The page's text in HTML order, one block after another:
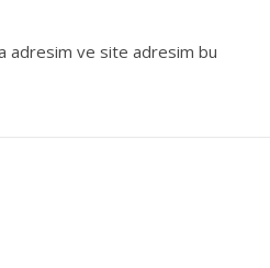
adresim ve site adresim bu